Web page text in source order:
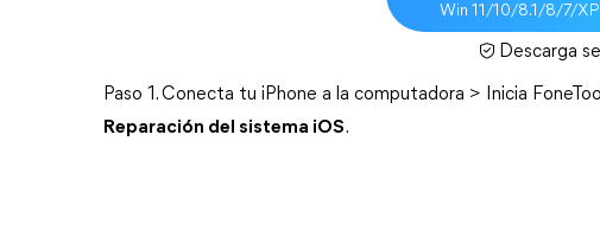
Win 11/10/8.1/8/7/XP
Descarga
Paso 1. Conecta tu iPhone a la computadora > Inicia
Reparación del sistema iOS.